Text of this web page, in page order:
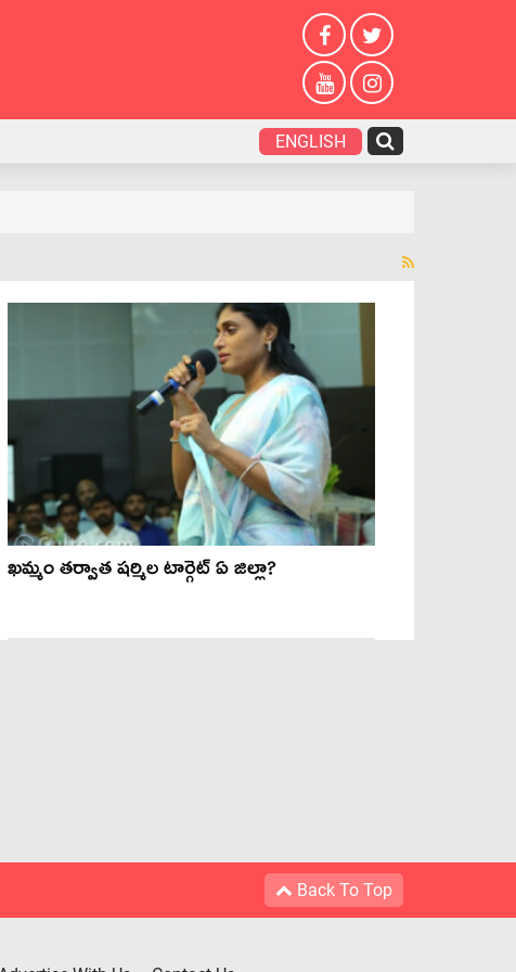
ENGLISH
ఖమ్మం తర్వాత షర్మిల టార్గెట్ ఏ జిల్లా?
Back To Top